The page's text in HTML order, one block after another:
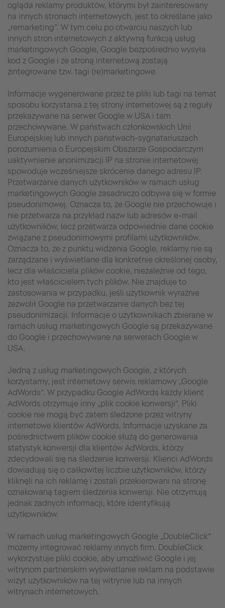
ogląda reklamy produktów, którymi był zainteresowany
na innych stronach internetowych, jest to określane jako
„remarketing”. W tym celu po otwarciu naszych lub
innych stron internetowych z aktywną funkcją usług
marketingowych Google, Google bezpośrednio wysyła
kod z Google i ze stroną internetową zostają
zintegrowane tzw. tagi (re)marketingowe.
Informacje wygenerowane przez te pliki lub tagi na temat
sposobu korzystania z tej strony internetowej są z reguły
przekazywane na serwer Google w USA i tam
przechowywane. W państwach członkowskich Unii
Europejskiej lub innych państwach-sygnatariuszach
porozumienia o Europejskim Obszarze Gospodarczym
uaktywnienie anonimizacji IP na stronie internetowej
spowoduje wcześniejsze skrócenie danego adresu IP.
Przetwarzanie danych użytkowników w ramach usług
marketingowych Google zasadniczo odbywa się w formie
pseudonimowej. Oznacza to, że Google nie przechowuje i
nie przetwarza na przykład nazw lub adresów e-mail
użytkowników, lecz przetwarza odpowiednie dane cookie
związane z pseudonimowymi profilami użytkowników.
Oznacza to, że z punktu widzenia Google, reklamy nie są
zarządzane i wyświetlane dla konkretnie określonej osoby,
lecz dla właściciela plików cookie, niezależnie od tego,
kto jest właścicielem tych plików. Nie znajduje to
zastosowania w przypadku, jeśli użytkownik wyraźnie
zezwolił Google na przetwarzanie danych bez tej
pseudonimizacji. Informacje o użytkownikach zbierane w
ramach usług marketingowych Google są przekazywane
do Google i przechowywane na serwerach Google w
USA.
Jedną z usług marketingowych Google, z których
korzystamy, jest internetowy serwis reklamowy „Google
AdWords“. W przypadku Google AdWords każdy klient
AdWords otrzymuje inny „plik cookie konwersji“. Pliki
cookie nie mogą być zatem śledzone przez witryny
internetowe klientów AdWords. Informacje uzyskane za
pośrednictwem plików cookie służą do generowania
statystyk konwersji dla klientów AdWords, którzy
zdecydowali się na śledzenie konwersji. Klienci AdWords
dowiadują się o całkowitej liczbie użytkowników, którzy
kliknęli na ich reklamę i zostali przekierowani na stronę
oznakowaną tagiem śledzenia konwersji. Nie otrzymują
jednak żadnych informacji, które identyfikują
użytkowników.
W ramach usług marketingowych Google „DoubleClick“
możemy integrować reklamy innych firm. DoubleClick
wykorzystuje pliki cookie, aby umożliwić Google i jej
witrynom partnerskim wyświetlanie reklam na podstawie
wizyt użytkowników na tej witrynie lub na innych
witrynach internetowych.